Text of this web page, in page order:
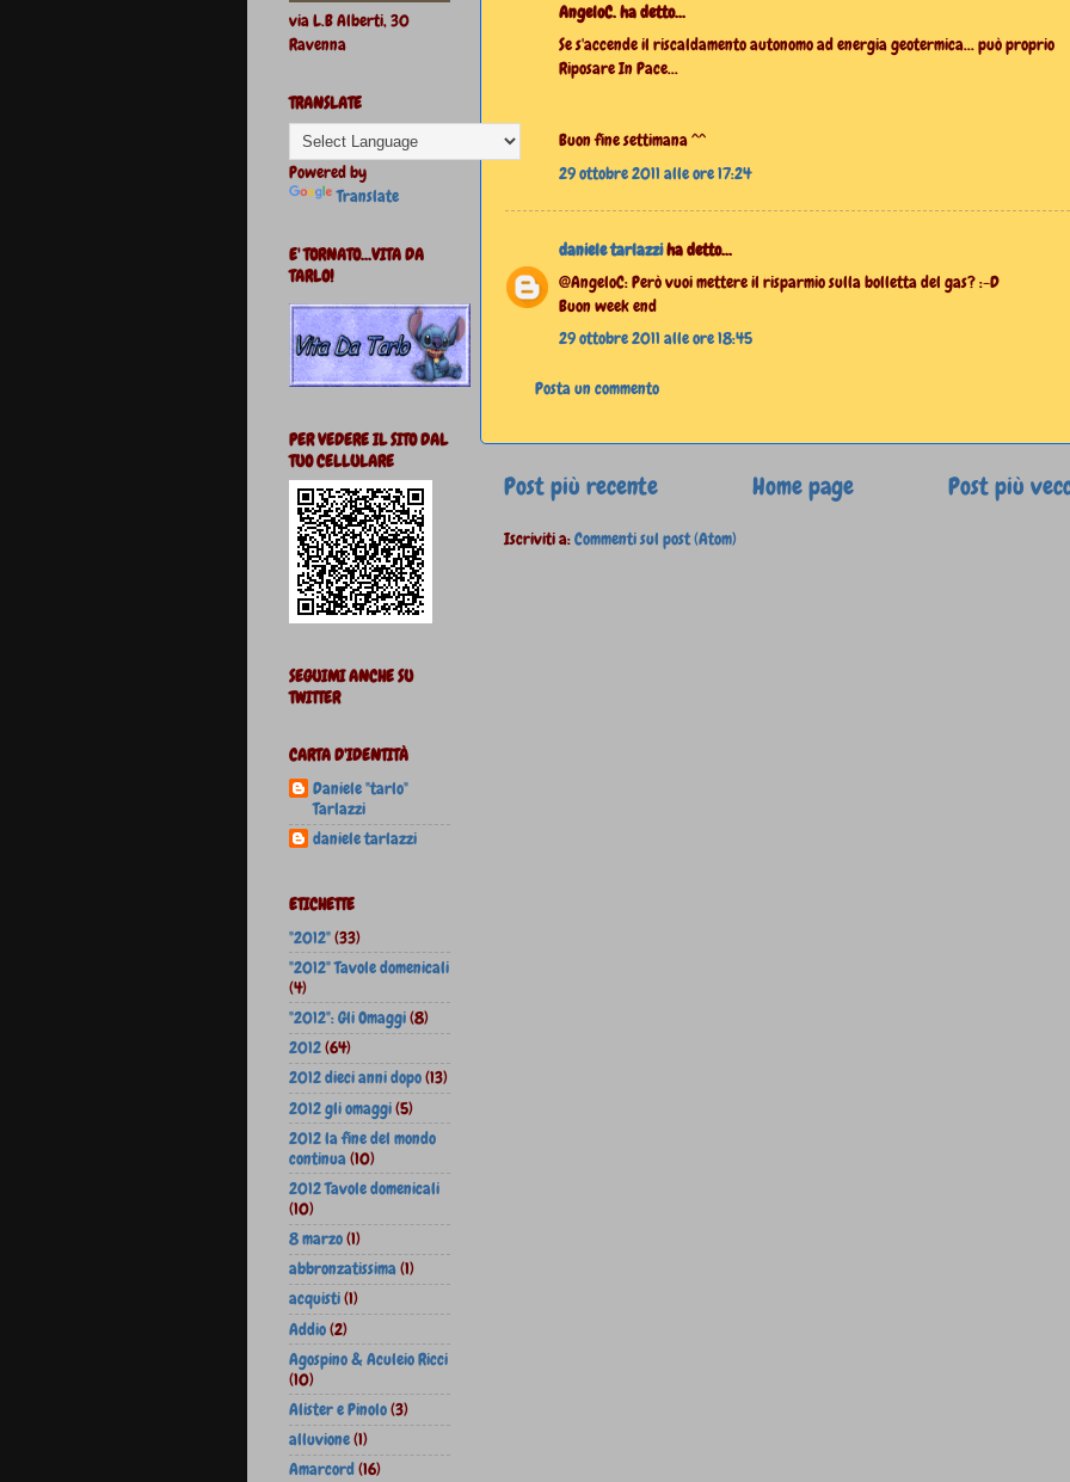
AngeloC. ha detto...
Se s'accende il riscaldamento autonomo ad energia geotermica... può proprio
Riposare In Pace...
Buon fine settimana ^^
29 ottobre 2011 alle ore 17:24
daniele tarlazziha detto...
@AngeloC: Però vuoi mettere il risparmio sulla bolletta del gas? :-D
Buon week end
29 ottobre 2011 alle ore 18:45
Posta un commento
Post più recente Post più
Home page
Iscriviti a:Commenti sul post (Atom)
via L.B Alberti, 30
Ravenna
TRANSLATE
Powered by
Translate
E' TORNATO...VITA DA
TARLO!
PER VEDERE IL SITO DAL
TUO CELLULARE
SEGUIMI ANCHE SU
TWITTER
CARTA D'IDENTITÀ
Daniele "tarlo"
Tarlazzi
daniele tarlazzi
ETICHETTE
"2012"(33)
"2012" Tavole domenicali
(4)
"2012": Gli Omaggi(8)
2012(64)
2012 dieci anni dopo(13)
2012 gli omaggi(5)
2012 la fine del mondo
continua(10)
2012 Tavole domenicali
(10)
8 marzo(1)
abbronzatissima(1)
acquisti(1)
Addio(2)
Agospino & Aculeio Ricci
(10)
Alister e Pinolo(3)
alluvione(1)
Amarcord(16)